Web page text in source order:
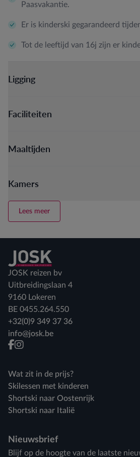
Paasvakantie.
Er is kinderski gegarandeerd
Tot de leeftijd van 16j zijn er
Ligging
Faciliteiten
Maaltijden
Kamers
Lees meer
Terug naar home
JOSK reizen bv
Uitbreidingslaan 4
9160 Lokeren
BE 0455.264.550
+32(0)9 349 37 36
info@josk.be
facebook
instagram
Wat zit in de prijs?
Skilessen met kinderen
Shortski naar Oostenrijk
Shortski naar Italië
Nieuwsbrief
Blijf op de hoogte van de laatste